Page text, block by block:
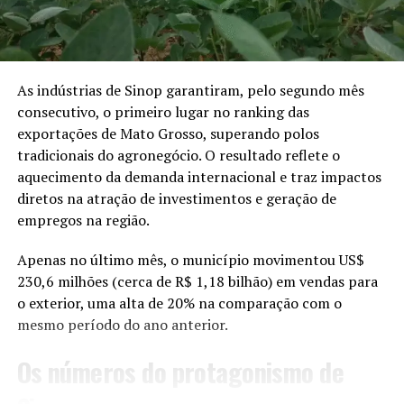
(como o Onçafari, SEMA e
o CRAS). Nesse tempo ele
ganhou peso, realizou
exames e tratamentos.
Ele ganhou mais de 15kg
até estar apto para a
soltura”, afirmou Marcos.
Secretaria de Estado de Meio Ambiente de Mato Grosso
(Sema-MT), em Cuiabá, onde recebeu os primeiros
cuidados e passou por exames. Depois, foi levado ao
Centro de Reabilitação de Animais Silvestres (CRAS), em
As indústrias de Sinop garantiram, pelo segundo mês
consecutivo, o primeiro lugar no ranking das
exportações de Mato Grosso, superando polos
tradicionais do agronegócio. O resultado reflete o
aquecimento da demanda internacional e traz impactos
diretos na atração de investimentos e geração de
empregos na região.
Apenas no último mês, o município movimentou US$
230,6 milhões (cerca de R$ 1,18 bilhão) em vendas para
o exterior, uma alta de 20% na comparação com o
mesmo período do ano anterior.
Os números do protagonismo de